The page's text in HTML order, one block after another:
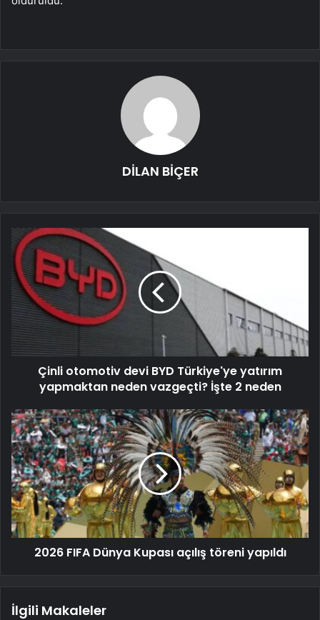
DİLAN BİÇER
Çinli otomotiv devi BYD Türkiye'ye yatırım
yapmaktan neden vazgeçti? İşte 2 neden
2026 FIFA Dünya Kupası açılış töreni yapıldı
İlgili Makaleler